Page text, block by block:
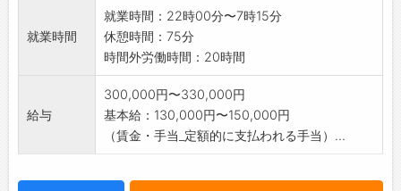
就業時間
就業時間：22時00分〜7時15分
休憩時間：75分
時間外労働時間：20時間
給与
300,000円〜330,000円
基本給：130,000円〜150,000円
（賃金・手当_定額的に支払われる手当）...